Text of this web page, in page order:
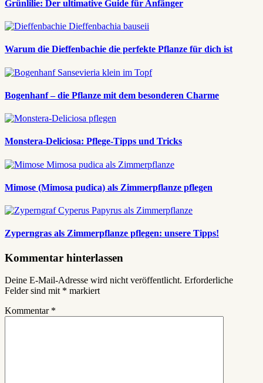
Grünlilie: Der ultimative Guide für Anfänger
Warum die Dieffenbachie die perfekte Pflanze für dich ist
Bogenhanf – die Pflanze mit dem besonderen Charme
Monstera-Deliciosa: Pflege-Tipps und Tricks
Mimose (Mimosa pudica) als Zimmerpflanze pflegen
Zyperngras als Zimmerpflanze pflegen: unsere Tipps!
Kommentar hinterlassen
Deine E-Mail-Adresse wird nicht veröffentlicht. Erforderliche
Felder sind mit * markiert
Kommentar *